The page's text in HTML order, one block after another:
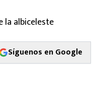
la albiceleste
Síguenos en Google